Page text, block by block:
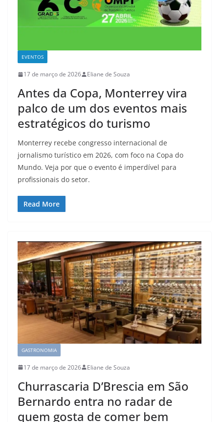
EVENTOS
17 de março de 2026 Eliane de Souza
Antes da Copa, Monterrey vira
palco de um dos eventos mais
estratégicos do turismo
Monterrey recebe congresso internacional de
jornalismo turístico em 2026, com foco na Copa do
Mundo. Veja por que o evento é imperdível para
profissionais do setor.
Read More
GASTRONOMIA
17 de março de 2026 Eliane de Souza
Churrascaria D’Brescia em São
Bernardo entra no radar de
quem gosta de comer bem